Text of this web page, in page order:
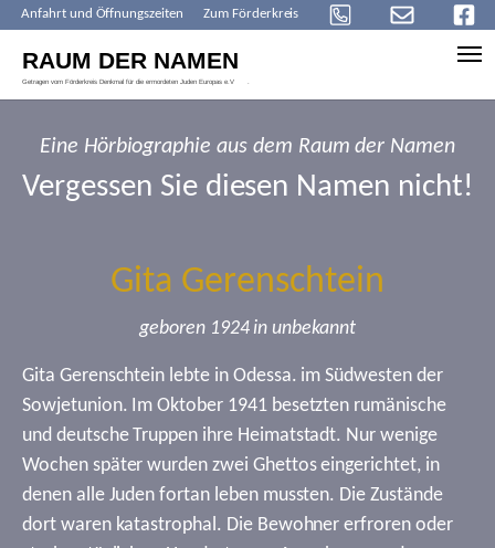
Anfahrt und Öffnungszeiten Zum Förderkreis
Eine Hörbiographie aus dem Raum der Namen
Vergessen Sie diesen Namen nicht!
Gita Gerenschtein
geboren 1924 in unbekannt
Gita Gerenschtein lebte in Odessa. im Südwesten der
Sowjetunion. Im Oktober 1941 besetzten rumänische
und deutsche Truppen ihre Heimatstadt. Nur wenige
Wochen später wurden zwei Ghettos eingerichtet, in
denen alle Juden fortan leben mussten. Die Zustände
dort waren katastrophal. Die Bewohner erfroren oder